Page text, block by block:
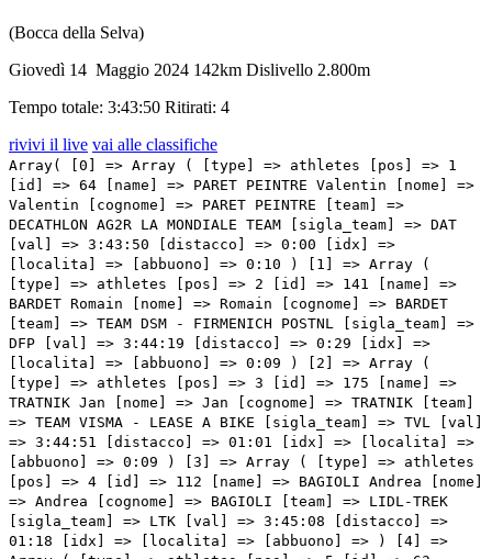
(Bocca della Selva)
Giovedì 14 Maggio 2024 142km Dislivello 2.800m
Tempo totale: 3:43:50 Ritirati: 4
rivivi il live vai alle classifiche
Array( [0] => Array ( [type] => athletes [pos] => 1 [id] => 64 [name] => PARET PEINTRE Valentin [nome] => Valentin [cognome] => PARET PEINTRE [team] => DECATHLON AG2R LA MONDIALE TEAM [sigla_team] => DAT [val] => 3:43:50 [distacco] => 0:00 [idx] => [localita] => [abbuono] => 0:10 ) [1] => Array ( [type] => athletes [pos] => 2 [id] => 141 [name] => BARDET Romain [nome] => Romain [cognome] => BARDET [team] => TEAM DSM - FIRMENICH POSTNL [sigla_team] => DFP [val] => 3:44:19 [distacco] => 0:29 [idx] => [localita] => [abbuono] => 0:09 ) [2] => Array ( [type] => athletes [pos] => 3 [id] => 175 [name] => TRATNIK Jan [nome] => Jan [cognome] => TRATNIK [team] => TEAM VISMA - LEASE A BIKE [sigla_team] => TVL [val] => 3:44:51 [distacco] => 01:01 [idx] => [localita] => [abbuono] => 0:09 ) [3] => Array ( [type] => athletes [pos] => 4 [id] => 112 [name] => BAGIOLI Andrea [nome] => Andrea [cognome] => BAGIOLI [team] => LIDL-TREK [sigla_team] => LTK [val] => 3:45:08 [distacco] => 01:18 [idx] => [localita] => [abbuono] => ) [4] => Array ( [type] => athletes [pos] => 5 [id] => 63 [name] => PARET PEINTRE Aurelien [nome] => Aurelien [cognome] => PARET PEINTRE [team] => DECATHLON AG2R LA MONDIALE TEAM [sigla_team] => DAT [val] => 3:45:15 [distacco] => 01:25 [idx] => [localita] => [abbuono] => ) [5] => Array ( [type] => athletes [pos] => 6 [id] => 56 [name] => GESCHKE Simon [nome] => Simon [cognome] => GESCHKE [team] => COFIDIS [sigla_team] => COF [val] => 3:45:15 [distacco] => 01:25 [idx] => [localita] => [abbuono] => ) [6] => Array ( [type] => athletes [pos] => 7 [id] => 158 [name] => ZANA Filippo [nome] => Filippo [cognome] => ZANA [team] => TEAM JAYCO ALULA [sigla_team] => JAY [val] => 3:45:15 [distacco] => 01:25 [idx] => [localita] => [abbuono] => ) [7] => Array ( [type] => athletes [pos] => 8 [id] => 201 [name] => POZZOVIVO Domenico [nome] => Domenico [cognome] => POZZOVIVO [team] => VF GROUP - BARDIANI CSF- FAIZANE' [sigla_team] => VBF [val] => 3:45:15 [distacco] => 01:25 [idx] => [localita] => [abbuono] => ) [8] => Array ( [type] => athletes [pos] => 9 [id] => 13 [name] => CONCI Nicola [nome] => Nicola [cognome] => CONCI [team] => ALPECIN - DECEUNINCK [sigla_team] => ADC [val] => 3:45:31 [distacco] => 01:41 [idx] => [localita] => [abbuono] => ) [9] => Array ( [type] => athletes [pos] => 10 [id] => 71 [name] => CHAVES Esteban [nome] => Esteban [cognome] => CHAVES [team] => EF EDUCATION - EASYPOST [sigla_team] => EFE [val] => 3:45:46 [distacco] => 01:56 [idx] => [localita] => [abbuono] => ) [10] => Array ( [type] => athletes [pos] => 11 [id] => 116 [name] => LOPEZ Juan Pedro [nome] => Juan Pedro [cognome] => LOPEZ [team] => LIDL-TREK [sigla_team] => LTK [val] => 3:45:54 [distacco] => 02:04 [idx] => [localita] => [abbuono] => ) [11] => Array ( [type] => athletes [pos] => 12 [id] => 47 [name] => SCHACHMANN Maximilian [nome] => Maximilian [cognome] => SCHACHMANN [team] => BORA - HANSGROHE [sigla_team] => BOH [val] => 3:46:05 [distacco] => 02:15 [idx] => [localita] => [abbuono] => ) [12] => Array ( [type] => athletes [pos] => 13 [id] => 147 [name] => VERMAERKE Kevin [nome] => Kevin [cognome] => VERMAERKE [team] => TEAM DSM - FIRMENICH POSTNL [sigla_team] => DFP [val] => 3:46:28 [distacco] => 02:38 [idx] => [localita] => [abbuono] => ) [13] => Array ( [type] => athletes [pos] => 14 [id] => 61 [name] => O'CONNOR Ben [nome] => Ben [cognome] => O'CONNOR [team] => DECATHLON AG2R LA MONDIALE TEAM [sigla_team] => DAT [val] => 3:47:04 [distacco] => 03:14 [idx] => [localita] => [abbuono] => ) [14] => Array ( [type] => athletes [pos] => 15 [id] => 41 [name] => MARTINEZ Daniel Felipe [nome] => Daniel Felipe [cognome] => MARTINEZ [team] => BORA - HANSGROHE [sigla_team] => BOH [val] => 3:47:04 [distacco] => 03:14 [idx] => [localita] => [abbuono] => ) [15] => Array ( [type] => athletes [pos] => 16 [id] => 1 [name] => THOMAS Geraint [nome] => Geraint [cognome] => THOMAS [team] => INEOS GRENADIERS [sigla_team] => IGD [val] => 3:47:04 [distacco] => 03:14 [idx] => [localita] => [abbuono] => ) [16] => Array ( [type] => athletes [pos] => 17 [id] => 191 [name] => POGACAR Tadej [nome] => Tadej [cognome] => POGACAR [team] => UAE TEAM EMIRATES [sigla_team] => UAD [val] => 3:47:04 [distacco] => 03:14 [idx] => [localita] => [abbuono] => ) [17] => Array ( [type] => athletes [pos] => 18 [id] => 126 [name] => RUBIO Einer [nome] => Einer [cognome] => RUBIO [team] => MOVISTAR TEAM [sigla_team] => MOV [val] => 3:47:04 [distacco] => 03:14 [idx] => [localita] => [abbuono] => ) [18] => Array ( [type] => athletes [pos] => 19 [id] => 211 [name] => TIBERI Antonio [nome] => Antonio [cognome] => TIBERI [team] => BAHRAIN VICTORIOUS [sigla_team] => TBV [val] => 3:47:08 [distacco] => 03:18 [idx] => [localita] => [abbuono] => ) [19] => Array ( [type] => athletes [pos] => 20 [id] => 133 [name] => HIRT Jan [nome] => Jan [cognome] => HIRT [team] => SOUDAL QUICK - STEP [sigla_team] => SOQ [val] => 3:47:08 [distacco] => 03:18 [idx] => [localita] => [abbuono] => ) [20] => Array ( [type] => athletes [pos] => 21 [id] => 187 [name] => STORER Michael [nome] => Michael [cognome] => STORER [team] => TUDOR PRO CYCLING TEAM [sigla_team] => TUD [val] => 3:47:08 [distacco] => 03:18 [idx] => [localita] => [abbuono] => ) [21] => Array ( [type] => athletes [pos] => 22 [id] => 33 [name] => FORTUNATO Lorenzo [nome] => Lorenzo [cognome] => FORTUNATO [team] => ASTANA QAZAQSTAN TEAM [sigla_team] => AST [val] => 3:47:08 [distacco] => 03:18 [idx] => [localita] => [abbuono] => ) [22] => Array ( [type] => athletes [pos] => 23 [id] => 62 [name] => BAUDIN Alex [nome] => Alex [cognome] => BAUDIN [team] => DECATHLON AG2R LA MONDIALE TEAM [sigla_team] => DAT [val] => 3:47:08 [distacco] => 03:18 [idx] => [localita] => [abbuono] => ) [23] => Array ( [type] => athletes [pos] => 24 [id] => 202 [name] => COVILI Luca [nome] => Luca [cognome] => COVILI [team] => VF GROUP - BARDIANI CSF- FAIZANE' [sigla_team] => VBF [val] => 3:47:12 [distacco] => 03:22 [idx] => [localita] => [abbuono] => ) [24] => Array ( [type] => athletes